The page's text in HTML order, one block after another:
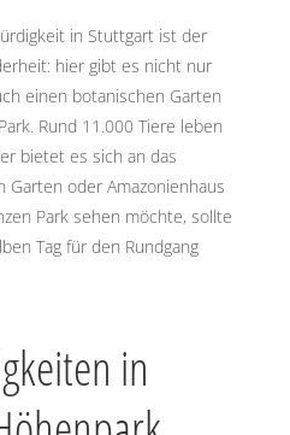
in Stuttgart ist der
hier gibt es nicht nur
einen botanischen Garten
Rund 11.000 Tiere leben
bietet es sich an das
Garten oder Amazonienhaus
Park sehen möchte, sollte
Tag für den Rundgang
in